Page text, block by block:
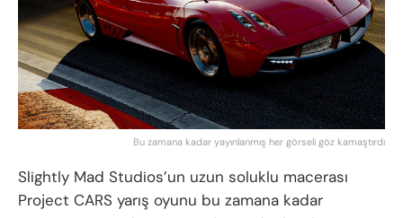
Bu zamana kadar yayınlanmış her görseli göz kamaştırdı
Slightly Mad Studios’un uzun soluklu macerası
Project CARS yarış oyunu bu zamana kadar